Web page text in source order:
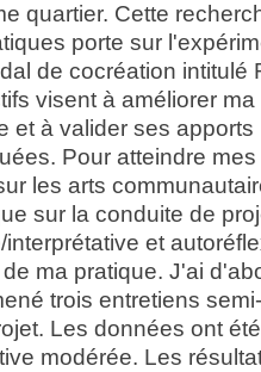
quartier. Cette
porte sur
de cocréation intitulé
visent à améliorer
et à valider ses apports
Pour atteindre
les arts
sur la conduite de
et
ma pratique. J'ai
trois entretiens
Les données ont
modérée. Les